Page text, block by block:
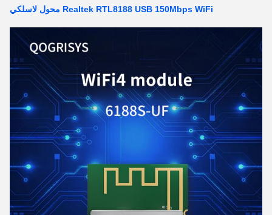
Realtek RTL8188 USB 150Mbps WiFi محول لاسلكي